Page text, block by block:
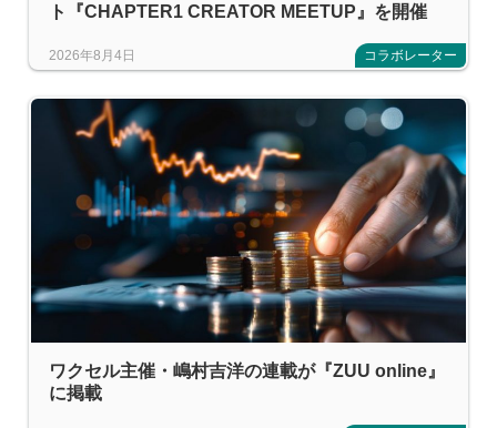
ト『CHAPTER1 CREATOR MEETUP』を開催
2026年8月4日 コラボレーター
ワクセル主催・嶋村吉洋の連載が『ZUU online』
に掲載